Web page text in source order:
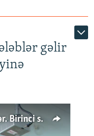
gəlir
50 min müəllim işini itirə bilər. Birinci sinfə gedənlər azalır